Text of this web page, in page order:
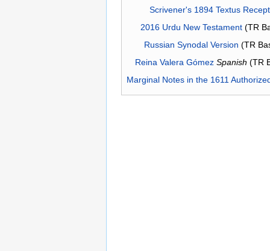
Scrivener's 1894 Textus
2016 Urdu New Testament(TR
Russian Synodal Version (TR
Reina Valera Gómez Spanish (TR
Marginal Notes in the 1611